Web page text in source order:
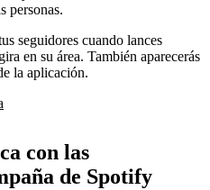
personas.
seguidores cuando lances
en su área. También aparecerás
la aplicación.
con las
de Spotify